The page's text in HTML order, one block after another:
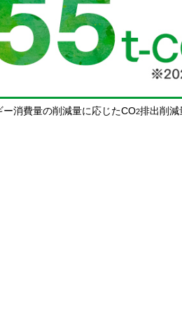
消費量の削減量に応じたCO2排出削減